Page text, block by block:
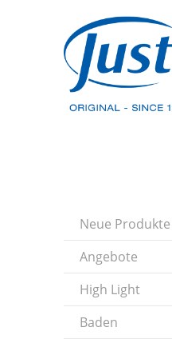
Neue Produkte
Angebote
High Light
Baden